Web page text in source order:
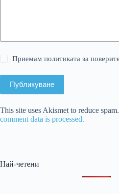
Приемам политиката за
Публикуване
This site uses Akismet to reduce spam.
comment data is processed.
Най-четени